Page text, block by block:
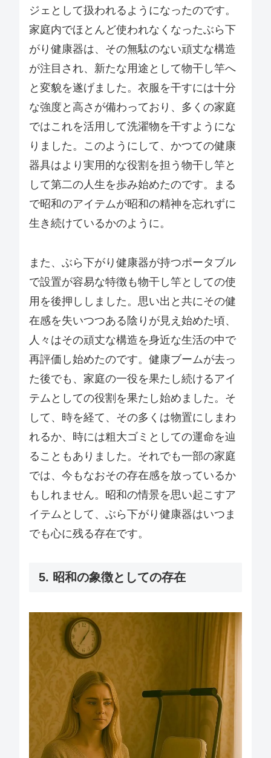
ジェとして扱われるようになったのです。
家庭内でほとんど使われなくなったぶら下
がり健康器は、その無駄のない頑丈な構造
が注目され、新たな用途として物干し竿へ
と変貌を遂げました。衣服を干すには十分
な強度と高さが備わっており、多くの家庭
ではこれを活用して洗濯物を干すようにな
りました。このようにして、かつての健康
器具はより実用的な役割を担う物干し竿と
して第二の人生を歩み始めたのです。まる
で昭和のアイテムが昭和の精神を忘れずに
生き続けているかのように。
また、ぶら下がり健康器が持つポータブル
で設置が容易な特徴も物干し竿としての使
用を後押ししました。思い出と共にその健
在感を失いつつある陰りが見え始めた頃、
人々はその頑丈な構造を身近な生活の中で
再評価し始めたのです。健康ブームが去っ
た後でも、家庭の一役を果たし続けるアイ
テムとしての役割を果たし始めました。そ
して、時を経て、その多くは物置にしまわ
れるか、時には粗大ゴミとしての運命を辿
ることもありました。それでも一部の家庭
では、今もなおその存在感を放っているか
もしれません。昭和の情景を思い起こすア
イテムとして、ぶら下がり健康器はいつま
でも心に残る存在です。
5. 昭和の象徴としての存在